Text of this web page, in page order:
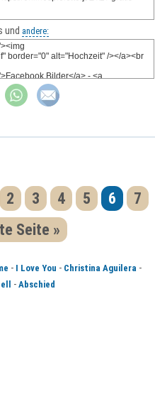
und andere:
2 3 4 5 6
7
Seite »
- I Love You - Christina Aguilera -
- Abschied